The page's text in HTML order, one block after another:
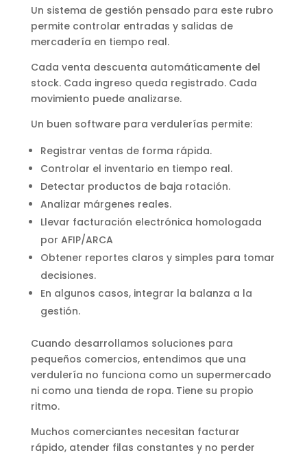
Un sistema de gestión pensado para este rubro
permite controlar entradas y salidas de
mercadería en tiempo real.
Cada venta descuenta automáticamente del
stock. Cada ingreso queda registrado. Cada
movimiento puede analizarse.
Un buen software para verdulerías permite:
Registrar ventas de forma rápida.
Controlar el inventario en tiempo real.
Detectar productos de baja rotación.
Analizar márgenes reales.
Llevar facturación electrónica homologada
por AFIP/ARCA
Obtener reportes claros y simples para tomar
decisiones.
En algunos casos, integrar la balanza a la
gestión.
Cuando desarrollamos soluciones para
pequeños comercios, entendimos que una
verdulería no funciona como un supermercado
ni como una tienda de ropa. Tiene su propio
ritmo.
Muchos comerciantes necesitan facturar
rápido, atender filas constantes y no perder